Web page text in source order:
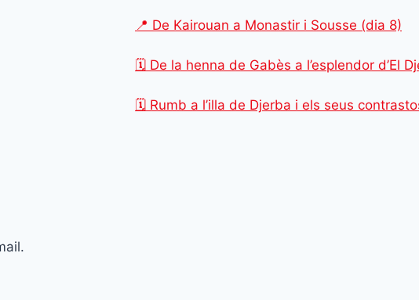
📍 De Kairouan a Monastir i Sousse (dia 8)
🗓️ De la henna de Gabès a l’esplendor d’El
🗓️ Rumb a l’illa de Djerba i els seus